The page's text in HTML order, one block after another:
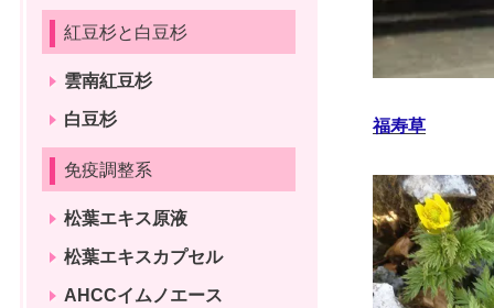
福寿草
紅豆杉と白豆杉
雲南紅豆杉
白豆杉
免疫調整系
松葉エキス原液
松葉エキスカプセル
AHCCイムノエース